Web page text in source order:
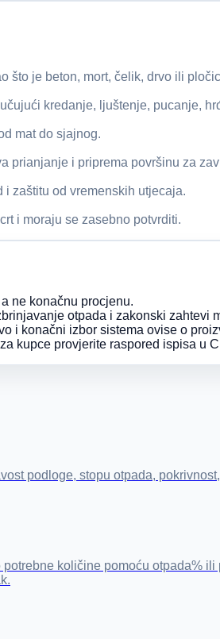
što je beton, mort, čelik, drvo ili
kredanje, ljuštenje, pucanje,
mat do sjajnog.
prianjanje i priprema površinu za
zaštitu od vremenskih utjecaja.
i moraju se zasebno potvrditi.
ne konačnu procjenu.
otpada i zakonski zahtevi
i konačni izbor sistema ovise o
kupce provjerite raspored ispisa u
podloge, stopu otpada,
potrebne količine pomoću otpada%